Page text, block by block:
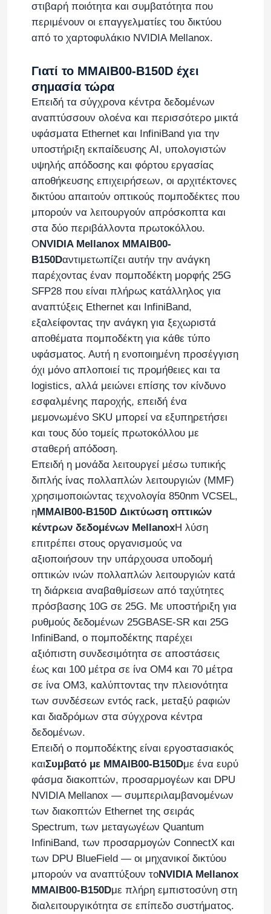
Αρχική
Προϊόντα
Βίντεο
Σχετικά με εμάς
Ξενάγηση στο Εργοστάσιο
Έλεγχος Ποιότητας
Επικοινωνήστε μαζί μας
Ειδήσεις
Υποθέσεις
Ζητήστε μια προσφορά
στιβαρή ποιότητα και συμβατότητα που
περιμένουν οι επαγγελματίες του δικτύου
από το χαρτοφυλάκιο NVIDIA Mellanox.
Γιατί το MMAIB00-B150D έχει
σημασία τώρα
Επειδή τα σύγχρονα κέντρα δεδομένων
αναπτύσσουν ολοένα και περισσότερο μικτά
υφάσματα Ethernet και InfiniBand για την
υποστήριξη εκπαίδευσης AI, υπολογιστών
υψηλής απόδοσης και φόρτου εργασίας
αποθήκευσης επιχειρήσεων, οι αρχιτέκτονες
δικτύου απαιτούν οπτικούς πομποδέκτες που
μπορούν να λειτουργούν απρόσκοπτα και
στα δύο περιβάλλοντα πρωτοκόλλου.
ΟNVIDIA Mellanox MMAIB00-
B150Dαντιμετωπίζει αυτήν την ανάγκη
παρέχοντας έναν πομποδέκτη μορφής 25G
SFP28 που είναι πλήρως κατάλληλος για
αναπτύξεις Ethernet και InfiniBand,
εξαλείφοντας την ανάγκη για ξεχωριστά
αποθέματα πομποδέκτη για κάθε τύπο
υφάσματος. Αυτή η ενοποιημένη προσέγγιση
όχι μόνο απλοποιεί τις προμήθειες και τα
logistics, αλλά μειώνει επίσης τον κίνδυνο
εσφαλμένης παροχής, επειδή ένα
μεμονωμένο SKU μπορεί να εξυπηρετήσει
και τους δύο τομείς πρωτοκόλλου με
σταθερή απόδοση.
Επειδή η μονάδα λειτουργεί μέσω τυπικής
διπλής ίνας πολλαπλών λειτουργιών (MMF)
χρησιμοποιώντας τεχνολογία 850nm VCSEL,
ηMMAIB00-B150D Δικτύωση οπτικών
κέντρων δεδομένων MellanoxΗ λύση
επιτρέπει στους οργανισμούς να
αξιοποιήσουν την υπάρχουσα υποδομή
οπτικών ινών πολλαπλών λειτουργιών κατά
τη διάρκεια αναβαθμίσεων από ταχύτητες
πρόσβασης 10G σε 25G. Με υποστήριξη για
ρυθμούς δεδομένων 25GBASE-SR και 25G
InfiniBand, ο πομποδέκτης παρέχει
αξιόπιστη συνδεσιμότητα σε αποστάσεις
έως και 100 μέτρα σε ίνα OM4 και 70 μέτρα
σε ίνα OM3, καλύπτοντας την πλειονότητα
των συνδέσεων εντός rack, μεταξύ ραφιών
και διαδρόμων στα σύγχρονα κέντρα
δεδομένων.
Επειδή ο πομποδέκτης είναι εργοστασιακός
καιΣυμβατό με MMAIB00-B150Dμε ένα ευρύ
φάσμα διακοπτών, προσαρμογέων και DPU
NVIDIA Mellanox — συμπεριλαμβανομένων
των διακοπτών Ethernet της σειράς
Spectrum, των μεταγωγέων Quantum
InfiniBand, των προσαρμογών ConnectX και
των DPU BlueField — οι μηχανικοί δικτύου
μπορούν να αναπτύξουν τοNVIDIA Mellanox
MMAIB00-B150Dμε πλήρη εμπιστοσύνη στη
διαλειτουργικότητα σε επίπεδο συστήματος.